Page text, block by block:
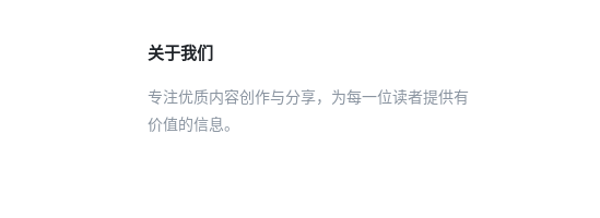
关于我们
专注优质内容创作与分享，为每一位读者提供有
价值的信息。